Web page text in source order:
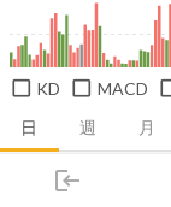
login
市場
日 週 月
KD MACD
推薦卡片